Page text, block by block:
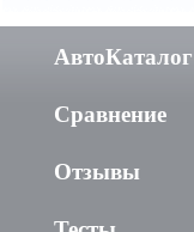
АвтоКаталог
Сравнение
Отзывы